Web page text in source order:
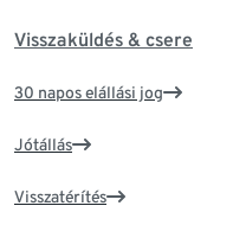
Visszaküldés & csere
30 napos elállási jog
Jótállás
Visszatérítés